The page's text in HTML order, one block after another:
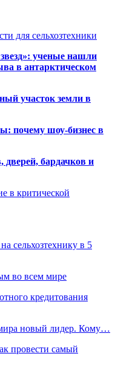
для сельхозтехники
ученые нашли
в антарктическом
участок земли в
почему шоу-бизнес в
дверей, бардачков и
в критической
сельхозтехнику в 5
во всем мире
кредитования
новый лидер. Кому…
провести самый